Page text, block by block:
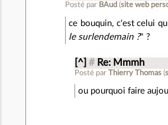
Posté par BAud (site web
ce bouquin, c'est celui
le surlendemain ?" ?
[^] # Re: Mmmh
Posté parThierry Thomas (
ou pourquoi faire